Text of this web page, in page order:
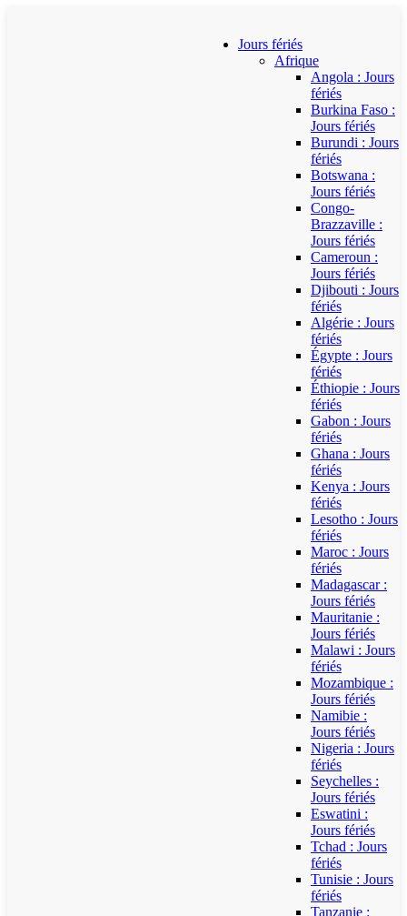
Jours fériés
Afrique
Angola : Jours
fériés
Burkina Faso :
Jours fériés
Burundi : Jours
fériés
Botswana :
Jours fériés
Congo-
Brazzaville :
Jours fériés
Cameroun :
Jours fériés
Djibouti : Jours
fériés
Algérie : Jours
fériés
Égypte : Jours
fériés
Éthiopie : Jours
fériés
Gabon : Jours
fériés
Ghana : Jours
fériés
Kenya : Jours
fériés
Lesotho : Jours
fériés
Maroc : Jours
fériés
Madagascar :
Jours fériés
Mauritanie :
Jours fériés
Malawi : Jours
fériés
Mozambique :
Jours fériés
Namibie :
Jours fériés
Nigeria : Jours
fériés
Seychelles :
Jours fériés
Eswatini :
Jours fériés
Tchad : Jours
fériés
Tunisie : Jours
fériés
Tanzanie :